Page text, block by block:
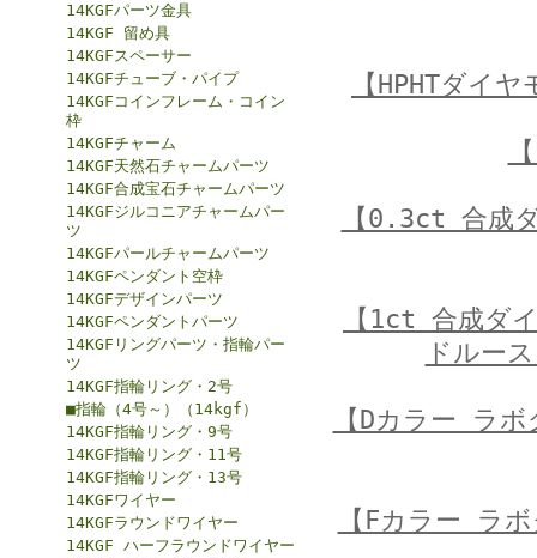
14KGFパーツ金具
14KGF 留め具
14KGFスペーサー
14KGFチューブ・パイプ
14KGFコインフレーム・コイン
枠
14KGFチャーム
14KGF天然石チャームパーツ
14KGF合成宝石チャームパーツ
14KGFジルコニアチャームパー
ツ
14KGFパールチャームパーツ
14KGFペンダント空枠
14KGFデザインパーツ
14KGFペンダントパーツ
14KGFリングパーツ・指輪パー
ツ
14KGF指輪リング・2号
■指輪（4号～）（14kgf）
14KGF指輪リング・9号
14KGF指輪リング・11号
14KGF指輪リング・13号
14KGFワイヤー
14KGFラウンドワイヤー
14KGF ハーフラウンドワイヤー
【HPHTダイ
【0.3ct 合成
【1ct 合成ダ
ドルー
【Dカラー ラ
【Fカラー ラ